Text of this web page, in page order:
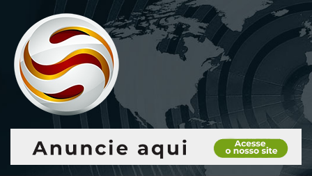
content
Portal Monitoramento
O portal que manitora a notícias para você!